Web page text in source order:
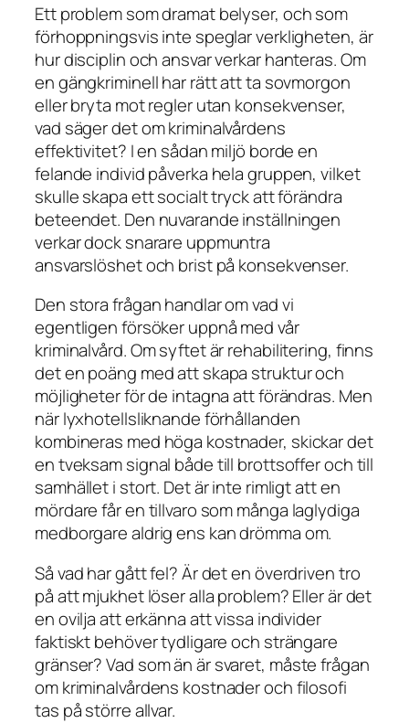
Ett problem som dramat belyser, och som
förhoppningsvis inte speglar verkligheten, är
hur disciplin och ansvar verkar hanteras. Om
en gängkriminell har rätt att ta sovmorgon
eller bryta mot regler utan konsekvenser,
vad säger det om kriminalvårdens
effektivitet? I en sådan miljö borde en
felande individ påverka hela gruppen, vilket
skulle skapa ett socialt tryck att förändra
beteendet. Den nuvarande inställningen
verkar dock snarare uppmuntra
ansvarslöshet och brist på konsekvenser.
Den stora frågan handlar om vad vi
egentligen försöker uppnå med vår
kriminalvård. Om syftet är rehabilitering, finns
det en poäng med att skapa struktur och
möjligheter för de intagna att förändras. Men
när lyxhotellsliknande förhållanden
kombineras med höga kostnader, skickar det
en tveksam signal både till brottsoffer och till
samhället i stort. Det är inte rimligt att en
mördare får en tillvaro som många laglydiga
medborgare aldrig ens kan drömma om.
Så vad har gått fel? Är det en överdriven tro
på att mjukhet löser alla problem? Eller är det
en ovilja att erkänna att vissa individer
faktiskt behöver tydligare och strängare
gränser? Vad som än är svaret, måste frågan
om kriminalvårdens kostnader och filosofi
tas på större allvar.